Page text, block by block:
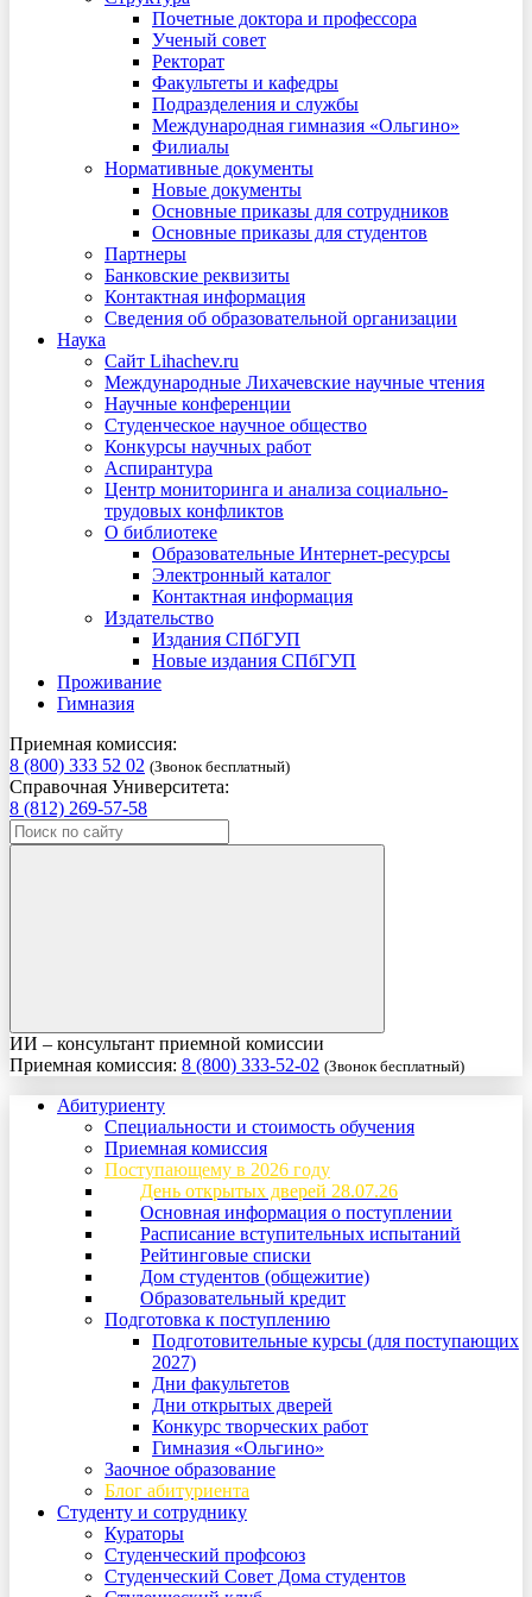
Почетные доктора и профессора
Ученый совет
Ректорат
Факультеты и кафедры
Подразделения и службы
Международная гимназия «Ольгино»
Филиалы
Нормативные документы
Новые документы
Основные приказы для сотрудников
Основные приказы для студентов
Партнеры
Банковские реквизиты
Контактная информация
Сведения об образовательной организации
Наука
Сайт Lihachev.ru
Международные Лихачевские научные чтения
Научные конференции
Студенческое научное общество
Конкурсы научных работ
Аспирантура
Центр мониторинга и анализа социально-
трудовых конфликтов
О библиотеке
Образовательные Интернет-ресурсы
Электронный каталог
Контактная информация
Издательство
Издания СПбГУП
Новые издания СПбГУП
Проживание
Гимназия
Приемная комиссия:
8 (800) 333 52 02 (Звонок бесплатный)
Справочная Университета:
8 (812) 269-57-58
ИИ – консультант приемной комиссии
Приемная комиссия: 8 (800) 333-52-02 (Звонок бесплатный)
Абитуриенту
Специальности и стоимость обучения
Приемная комиссия
Поступающему в 2026 году
День открытых дверей 28.07.26
Основная информация о поступлении
Расписание вступительных испытаний
Рейтинговые списки
Дом студентов (общежитие)
Образовательный кредит
Подготовка к поступлению
Подготовительные курсы (для поступающих
2027)
Дни факультетов
Дни открытых дверей
Конкурс творческих работ
Гимназия «Ольгино»
Заочное образование
Блог абитуриента
Студенту и сотруднику
Кураторы
Студенческий профсоюз
Студенческий Совет Дома студентов